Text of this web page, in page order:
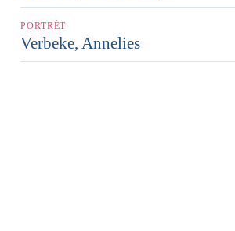
PORTRÉT
Verbeke, Annelies